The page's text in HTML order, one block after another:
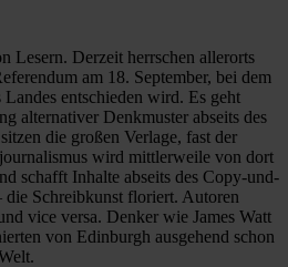
Lesern. Derzeit herrschen allerorts
am 18. September, bei dem
entschieden wird. Es geht
alternativer Denkmuster abseits des
die großen Verlage, fast der
wird mittlerweile von dort
schafft Inhalte abseits des Copy-und-
die Schreibkunst floriert. Autoren
vice versa. Denker wie James Watt
von Edinburgh ausgehend schon